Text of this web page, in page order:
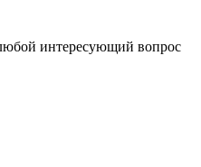
интересующий вопрос